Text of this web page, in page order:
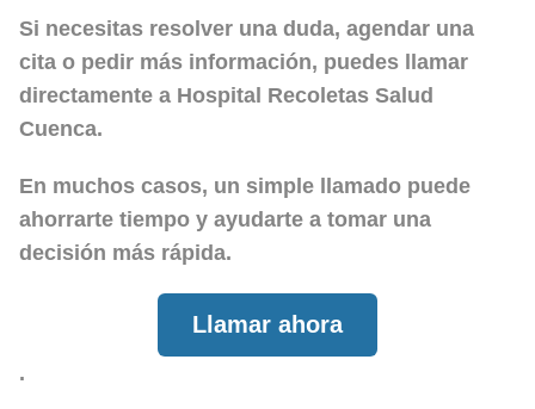
Si necesitas resolver una duda, agendar una
cita o pedir más información, puedes llamar
directamente a Hospital Recoletas Salud
Cuenca.
En muchos casos, un simple llamado puede
ahorrarte tiempo y ayudarte a tomar una
decisión más rápida.
Llamar ahora
.